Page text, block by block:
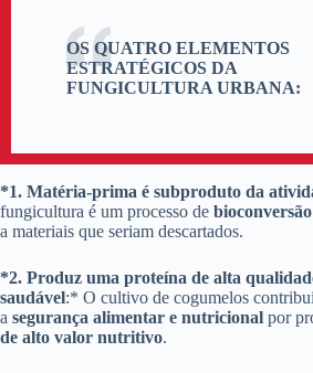
OS QUATRO ELEMENTOS
ESTRATÉGICOS DA
FUNGICULTURA URBANA:
*1. Matéria-prima é subproduto da
fungicultura é um processo de bioconversão
a materiais que seriam descartados.
*2. Produz uma proteína de alta
saudável:* O cultivo de cogumelos
a segurança alimentar e nutricional por
de alto valor nutritivo.